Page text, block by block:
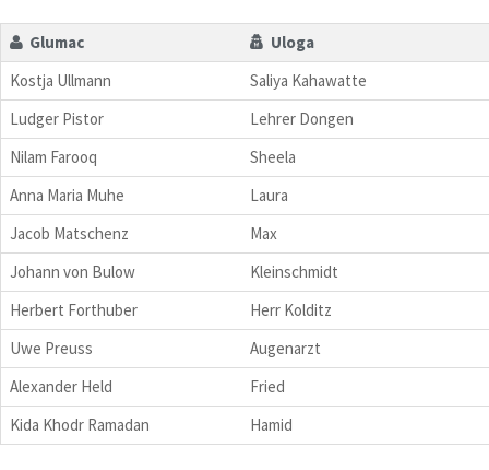
Glumac
Uloga
Kostja Ullmann
Saliya Kahawatte
Ludger Pistor
Lehrer Dongen
Nilam Farooq
Sheela
Anna Maria Muhe
Laura
Jacob Matschenz
Max
Johann von Bulow
Kleinschmidt
Herbert Forthuber
Herr Kolditz
Uwe Preuss
Augenarzt
Alexander Held
Fried
Kida Khodr Ramadan
Hamid